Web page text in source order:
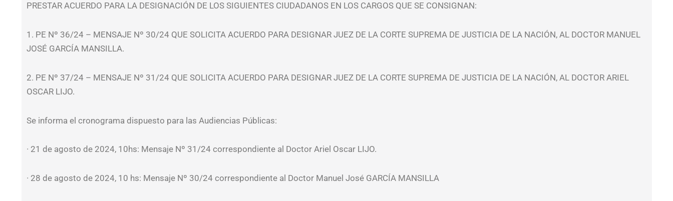
PRESTAR ACUERDO PARA LA DESIGNACIÓN DE LOS SIGUIENTES CIUDADANOS EN LOS CARGOS QUE SE CONSIGNAN:
1. PE Nº 36/24 – MENSAJE Nº 30/24 QUE SOLICITA ACUERDO PARA DESIGNAR JUEZ DE LA CORTE SUPREMA DE JUSTICIA DE LA NACIÓN, AL DOCTOR MANUEL
JOSÉ GARCÍA MANSILLA.
2. PE Nº 37/24 – MENSAJE Nº 31/24 QUE SOLICITA ACUERDO PARA DESIGNAR JUEZ DE LA CORTE SUPREMA DE JUSTICIA DE LA NACIÓN, AL DOCTOR ARIEL
OSCAR LIJO.
Se informa el cronograma dispuesto para las Audiencias Públicas:
· 21 de agosto de 2024, 10hs: Mensaje Nº 31/24 correspondiente al Doctor Ariel Oscar LIJO.
· 28 de agosto de 2024, 10 hs: Mensaje Nº 30/24 correspondiente al Doctor Manuel José GARCÍA MANSILLA